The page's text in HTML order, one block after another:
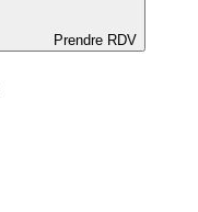
Prendre RDV